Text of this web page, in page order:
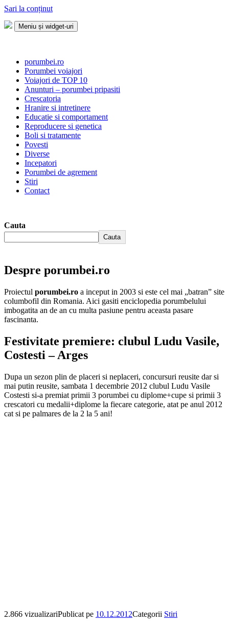
Sari la conținut
Meniu și widget-uri
porumbei.ro
Porumbei voiajori
Voiajori de TOP 10
Anunturi – porumbei pripasiti
Crescatoria
Hranire si intretinere
Educatie si comportament
Reproducere si genetica
Boli si tratamente
Povesti
Diverse
Incepatori
Porumbei de agrement
Stiri
Contact
Cauta
Cauta
Despre porumbei.ro
Proiectul porumbei.ro a inceput in 2003 si este cel mai „batran” site
columbofil din Romania. Aici gasiti enciclopedia porumbelului
imbogatita an de an cu multa pasiune pentru aceasta pasare
fascinanta.
Festivitate premiere: clubul Ludu Vasile,
Costesti – Arges
Dupa un sezon plin de placeri si neplaceri, concursuri reusite dar si
mai putin reusite, sambata 1 decembrie 2012 clubul Ludu Vasile
Costesti si-a premiat primii 3 porumbei cu diplome+cupe si primii 3
crescatori cu medalii+diplome la fiecare categorie, atat pe anul 2012
cat si pe palmares de la 2 la 5 ani!
2.866 vizualizariPublicat pe 10.12.2012Categorii Stiri